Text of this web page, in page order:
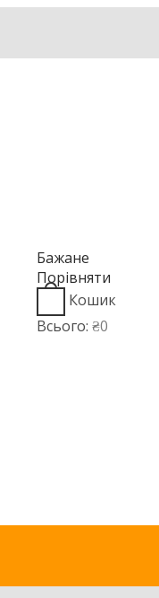
Бажане
Порівняти
Кошик
Всього: ₴0